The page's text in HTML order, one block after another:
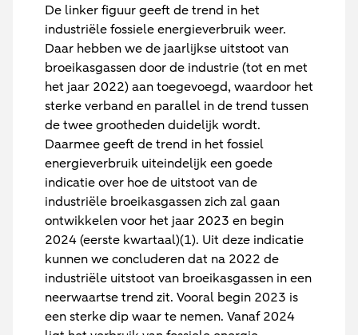
De linker figuur geeft de trend in het
industriële fossiele energieverbruik weer.
Daar hebben we de jaarlijkse uitstoot van
broeikasgassen door de industrie (tot en met
het jaar 2022) aan toegevoegd, waardoor het
sterke verband en parallel in de trend tussen
de twee grootheden duidelijk wordt.
Daarmee geeft de trend in het fossiel
energieverbruik uiteindelijk een goede
indicatie over hoe de uitstoot van de
industriële broeikasgassen zich zal gaan
ontwikkelen voor het jaar 2023 en begin
2024 (eerste kwartaal)(1). Uit deze indicatie
kunnen we concluderen dat na 2022 de
industriële uitstoot van broeikasgassen in een
neerwaartse trend zit. Vooral begin 2023 is
een sterke dip waar te nemen. Vanaf 2024